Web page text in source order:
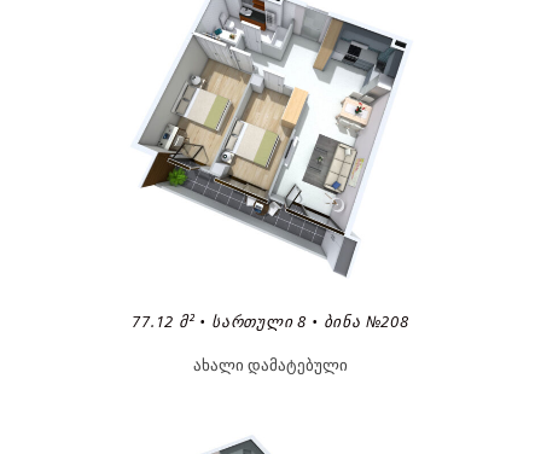
77.12 Მ² • ᲡᲐᲠᲗᲣᲚᲘ 8 • ᲑᲘᲜᲐ №208
ახალი დამატებული